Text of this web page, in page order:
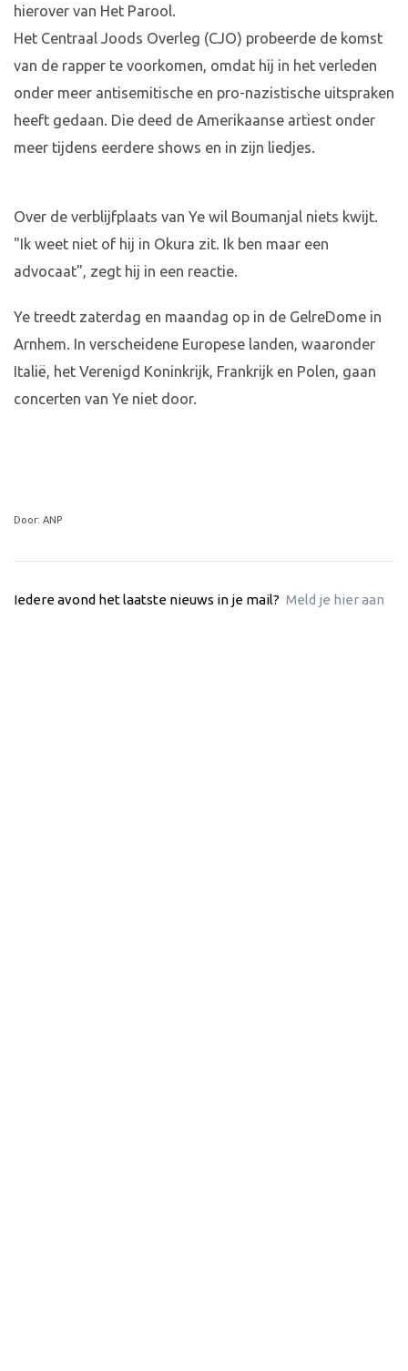
hierover van Het Parool.
Het Centraal Joods Overleg (CJO) probeerde de komst
van de rapper te voorkomen, omdat hij in het verleden
onder meer antisemitische en pro-nazistische uitspraken
heeft gedaan. Die deed de Amerikaanse artiest onder
meer tijdens eerdere shows en in zijn liedjes.
Over de verblijfplaats van Ye wil Boumanjal niets kwijt.
"Ik weet niet of hij in Okura zit. Ik ben maar een
advocaat", zegt hij in een reactie.
Ye treedt zaterdag en maandag op in de GelreDome in
Arnhem. In verscheidene Europese landen, waaronder
Italië, het Verenigd Koninkrijk, Frankrijk en Polen, gaan
concerten van Ye niet door.
Door: ANP
Iedere avond het laatste nieuws in je mail? Meld je hier aan